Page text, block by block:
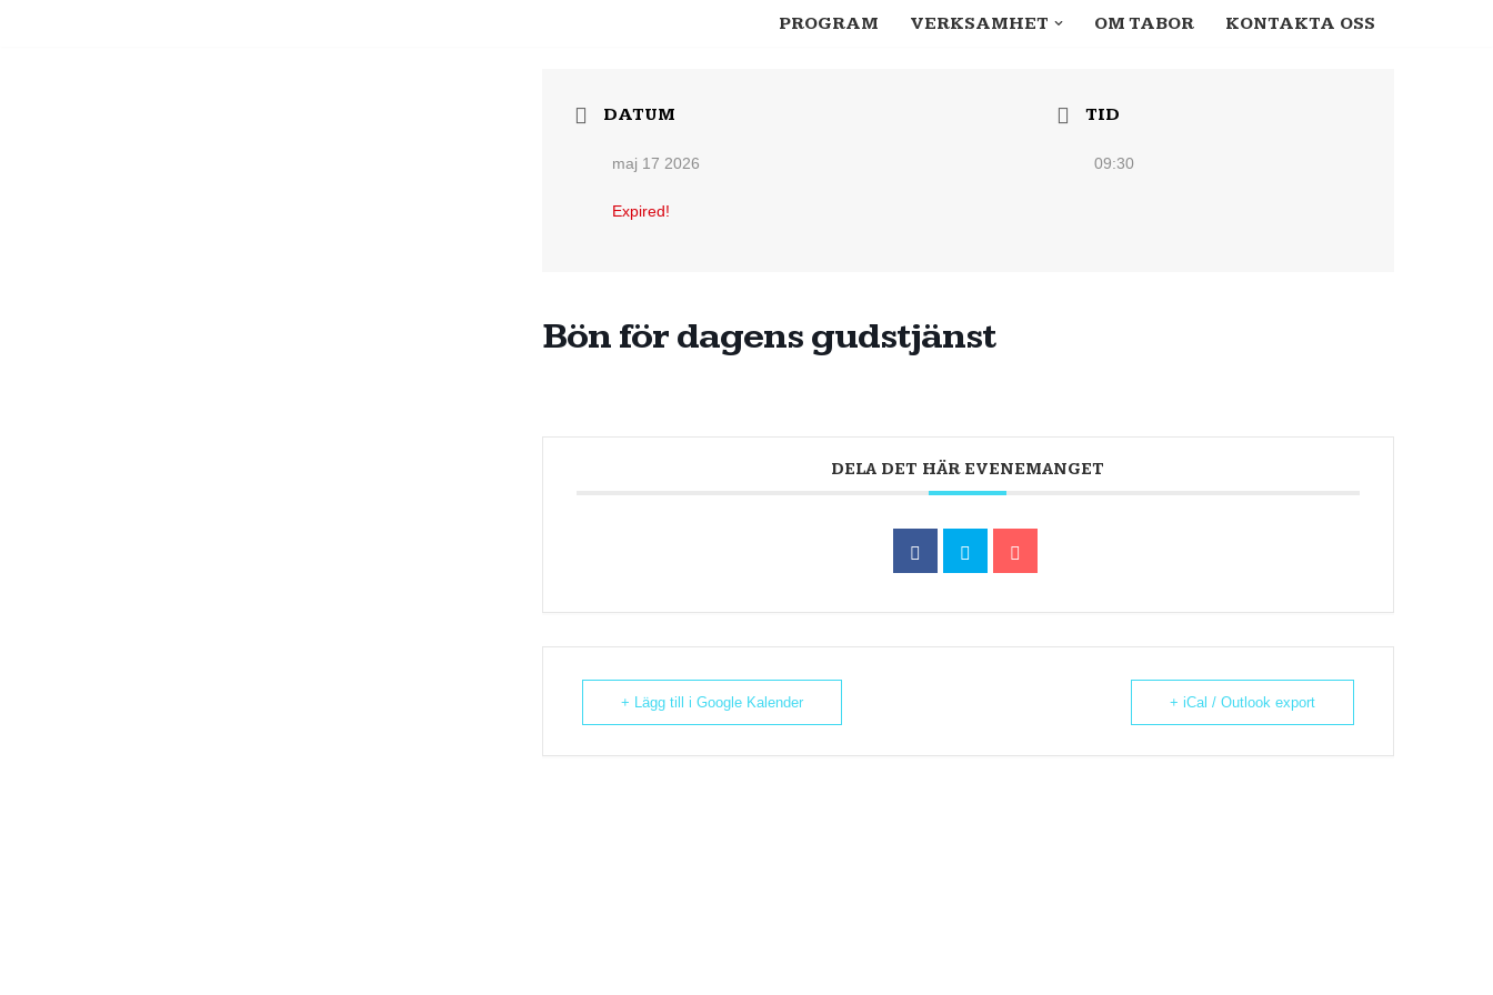
PROGRAM VERKSAMHET OM TABOR KONTAKTA OSS
DATUM
maj 17 2026
Expired!
TID
09:30
Bön för dagens gudstjänst
DELA DET HÄR EVENEMANGET
+ Lägg till i Google Kalender + iCal / Outlook export